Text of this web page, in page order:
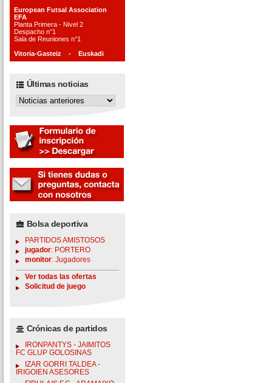
European Futsal Association
EFA
Planta Primera - Nivel 2
Despacho n°1
Sala de Reuniones n°1
Vitoria-Gasteiz - Euskadi
Últimas noticias
Bolsa deportiva
PARTIDOS AMISTOSOS
jugador: PORTERO
monitor: Jugadores
Ver todas las ofertas
Solicitud de juego
Crónicas de partidos
IRONPANTYS - JAIMITOS
FC GLUP GOLOSINAS
IZAR GORRI TALDEA -
IRIGOIEN ASESORES